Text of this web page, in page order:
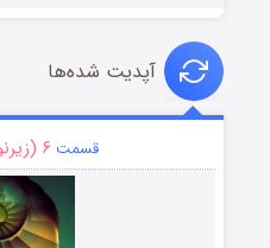
آپدیت شده‌ها
قسمت ۶ (زیرنویس)